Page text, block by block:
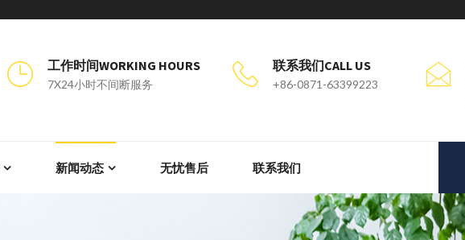
工作时间WORKING HOURS
7X24小时不间断服务
联系我们CALL US
+86-0871-63399223
新闻动态 无忧售后 联系我们